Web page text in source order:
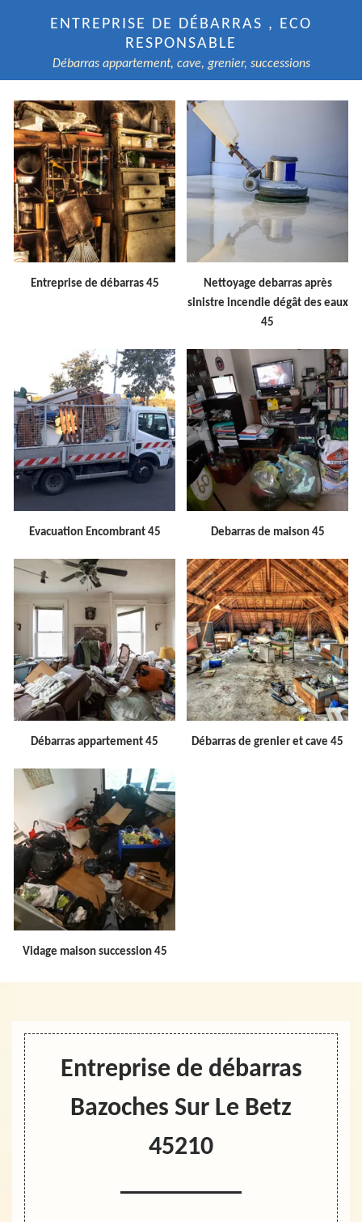
ENTREPRISE DE DÉBARRAS , ECO
RESPONSABLE
Débarras appartement, cave, grenier, successions
Entreprise de débarras 45
Nettoyage debarras après
sinistre incendie dégât des eaux
45
Evacuation Encombrant 45 Debarras de maison 45
Débarras appartement 45 Débarras de grenier et cave 45
Vidage maison succession 45
Entreprise de débarras
Bazoches Sur Le Betz
45210